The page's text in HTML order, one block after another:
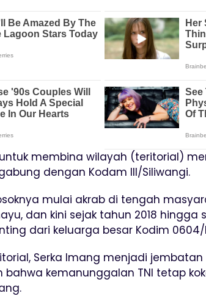
membina wilayah (teritorial)
dengan Kodam III/Siliwangi.
mulai akrab di tengah
dan kini sejak tahun 2018 hingga
dari keluarga besar Kodim
Serka Imang menjadi
bahwa kemanunggalan TNI tetap